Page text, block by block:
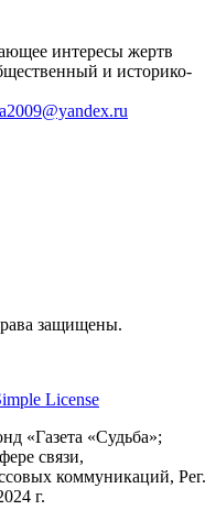
интересы жертв
и историко-
защищены.
License
«Газета «Судьба»;
связи,
коммуникаций, Рег.
г.